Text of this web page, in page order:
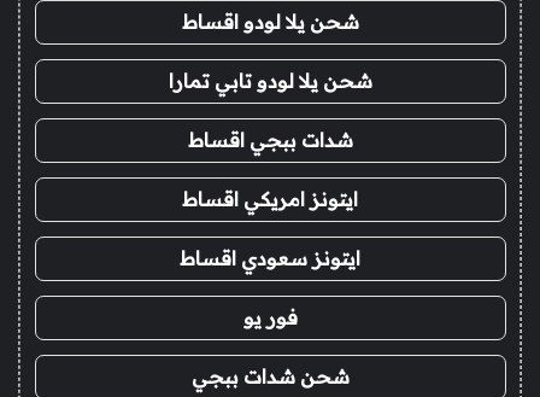
شحن يلا لودو اقساط
شحن يلا لودو تابي تمارا
شدات ببجي اقساط
ايتونز امريكي اقساط
ايتونز سعودي اقساط
فور يو
شحن شدات ببجي